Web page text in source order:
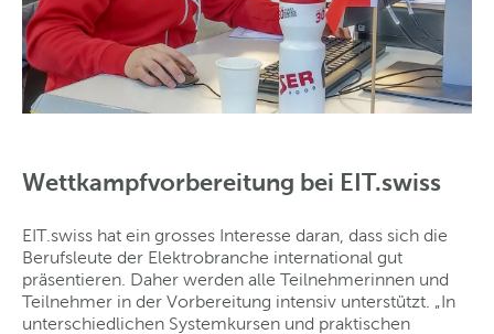
Wettkampfvorbereitung bei EIT.swiss
EIT.swiss hat ein grosses Interesse daran, dass sich die
Berufsleute der Elektrobranche international gut
präsentieren. Daher werden alle Teilnehmerinnen und
Teilnehmer in der Vorbereitung intensiv unterstützt. „In
unterschiedlichen Systemkursen und praktischen